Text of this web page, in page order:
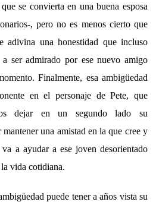
se convierta en una buena esposa
, pero no es menos cierto que
adivina una honestidad que incluso
ser admirado por ese nuevo amigo
Finalmente, esa ambigüedad
en el personaje de Pete, que
dejar en un segundo lado su
una amistad en la que cree y
a ayudar a ese joven desorientado
vida cotidiana.
puede tener a años vista su